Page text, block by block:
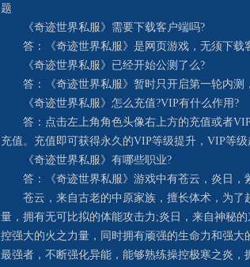
题
《奇迹世界私服》需要下载客户端吗?
答：《奇迹世界私服》是网页游戏，无须下载
《奇迹世界私服》已经开始公测了么?
答：《奇迹世界私服》暂时只开启第一轮内测
《奇迹世界私服》怎么充值?VIP有什么作用?
答：点击左上角角色头像右上方的充值或者
充值。充值即可获得永久的VIP等级提升，VIP等
《奇迹世界私服》有哪些职业?
答：《奇迹世界私服》游戏中有苍云，炎日，
苍云，来自古老的中原家族，擅长体术，为了
量，拥有无可比拟的体能攻击力;炎日，来自神秘
控强大的火之力量，同时拥有顽强的生命力和强
最强者，不断强化异能，能够熟练操控极寒之炎，